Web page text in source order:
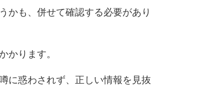
かも、併せて確認する必要があり
かります。
に惑わされず、正しい情報を見抜